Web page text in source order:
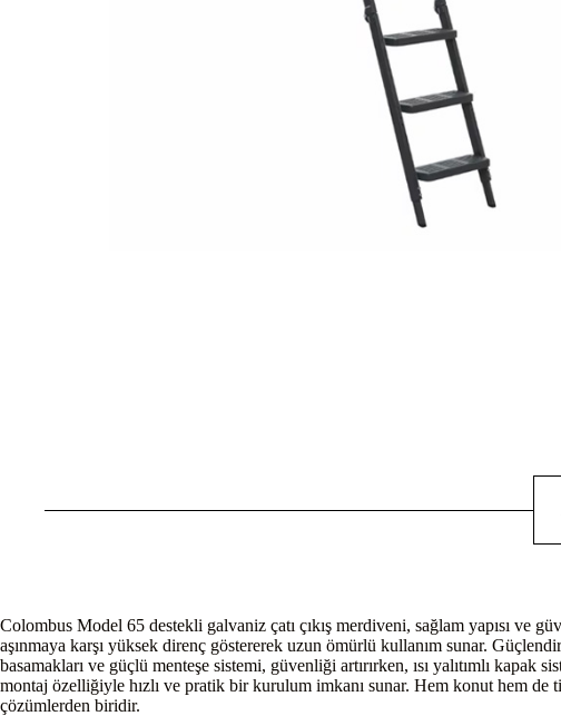
Colombus Model 65 destekli galvaniz çatı çıkış merdiveni, sağlam yapısı ve
aşınmaya karşı yüksek direnç göstererek uzun ömürlü kullanım sunar.
basamakları ve güçlü menteşe sistemi, güvenliği artırırken, ısı yalıtımlı
montaj özelliğiyle hızlı ve pratik bir kurulum imkanı sunar. Hem konut hem de
çözümlerden biridir.